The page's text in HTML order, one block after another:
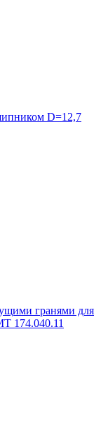
D=12,7
гранями для
174.040.11